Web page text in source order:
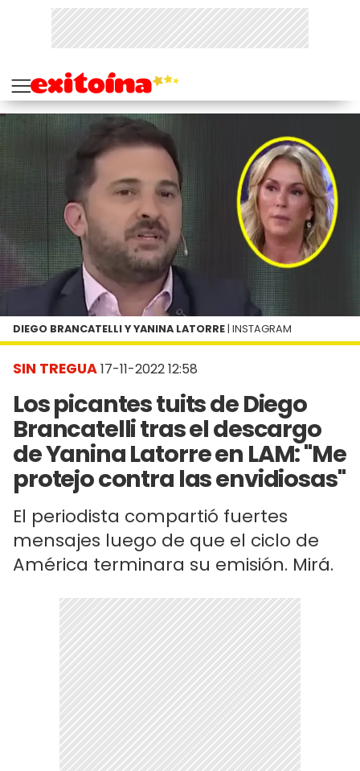
SIN TREGUA17-11-2022 12:58
Los picantes tuits de Diego
Brancatelli tras el descargo
de Yanina Latorre en LAM: "Me
protejo contra las envidiosas"
El periodista compartió fuertes
mensajes luego de que el ciclo de
América terminara su emisión. Mirá.
DIEGO BRANCATELLI Y YANINA LATORRE | INSTAGRAM